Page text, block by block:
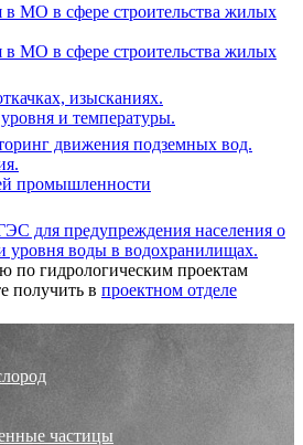
МО в сфере строительства жилых
МО в сфере строительства жилых
изысканиях.
и температуры.
движения подземных вод.
промышленности
для предупреждения населения о
воды в водохранилищах.
гидрологическим проектам
получить в проектном отделе
частицы